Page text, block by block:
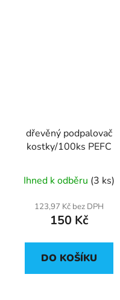
dřevěný podpalovač
kostky/100ks PEFC
Ihned k odběru (3 ks)
123,97 Kč bez DPH
150 Kč
DO KOŠÍKU